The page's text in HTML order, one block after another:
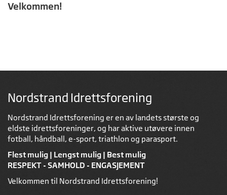
Velkommen!
Nordstrand Idrettsforening
Nordstrand Idrettsforening er en av landets største og
eldste idrettsforeninger, og har aktive utøvere innen
fotball, håndball, e-sport, triathlon og parasport.
Flest mulig | Lengst mulig | Best mulig
RESPEKT - SAMHOLD - ENGASJEMENT
Velkommen til Nordstrand Idrettsforening!